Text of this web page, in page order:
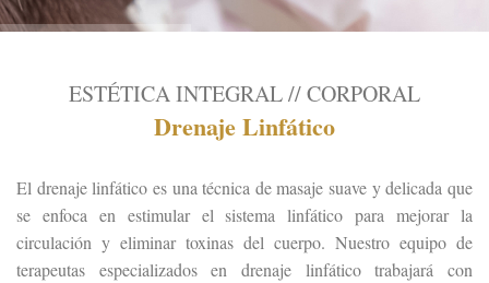
ESTÉTICA INTEGRAL // CORPORAL
Drenaje Linfático
El drenaje linfático es una técnica de masaje suave y delicada que
se enfoca en estimular el sistema linfático para mejorar la
circulación y eliminar toxinas del cuerpo. Nuestro equipo de
terapeutas especializados en drenaje linfático trabajará con